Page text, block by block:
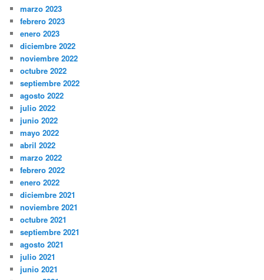
marzo 2023
febrero 2023
enero 2023
diciembre 2022
noviembre 2022
octubre 2022
septiembre 2022
agosto 2022
julio 2022
junio 2022
mayo 2022
abril 2022
marzo 2022
febrero 2022
enero 2022
diciembre 2021
noviembre 2021
octubre 2021
septiembre 2021
agosto 2021
julio 2021
junio 2021